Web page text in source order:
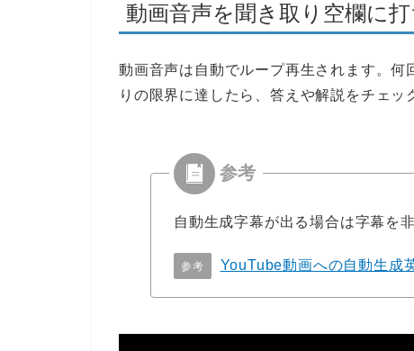
動画音声を聞き取り空欄に打
動画音声は自動でループ再生されます。
りの限界に達したら、答えや解説をチェッ
自動生成字幕が出る場合は字幕を
参考 YouTube動画への自動生成